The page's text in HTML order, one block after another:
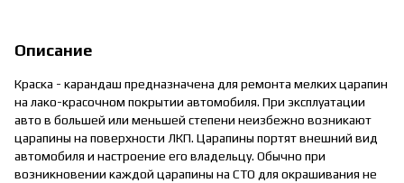
Описание
Краска - карандаш предназначена для ремонта мелких царапин
на лако-красочном покрытии автомобиля. При эксплуатации
авто в большей или меньшей степени неизбежно возникают
царапины на поверхности ЛКП. Царапины портят внешний вид
автомобиля и настроение его владельцу. Обычно при
возникновении каждой царапины на СТО для окрашивания не